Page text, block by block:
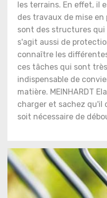
les terrains. En effet, il
des travaux de mise en
sont des structures
s'agit aussi de
connaître les
ces tâches qui sont
indispensable de
matière. MEINHARDT
charger et sachez qu'il
soit nécessaire de